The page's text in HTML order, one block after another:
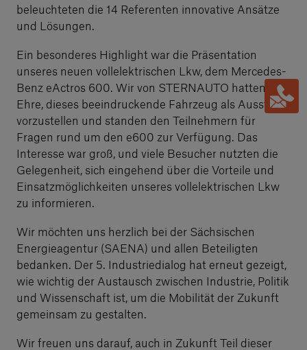
beleuchteten die 14 Referenten innovative Ansätze
und Lösungen.
Ein besonderes Highlight war die Präsentation
unseres neuen vollelektrischen Lkw, dem Mercedes-
Benz eActros 600. Wir von STERNAUTO hatten die
Ehre, dieses beeindruckende Fahrzeug als Aussteller
vorzustellen und standen den Teilnehmern für
Fragen rund um den e600 zur Verfügung. Das
Interesse war groß, und viele Besucher nutzten die
Gelegenheit, sich eingehend über die Vorteile und
Einsatzmöglichkeiten unseres vollelektrischen Lkw
zu informieren.
Wir möchten uns herzlich bei der Sächsischen
Energieagentur (SAENA) und allen Beteiligten
bedanken. Der 5. Industriedialog hat erneut gezeigt,
wie wichtig der Austausch zwischen Industrie, Politik
und Wissenschaft ist, um die Mobilität der Zukunft
gemeinsam zu gestalten.
Wir freuen uns darauf, auch in Zukunft Teil dieser